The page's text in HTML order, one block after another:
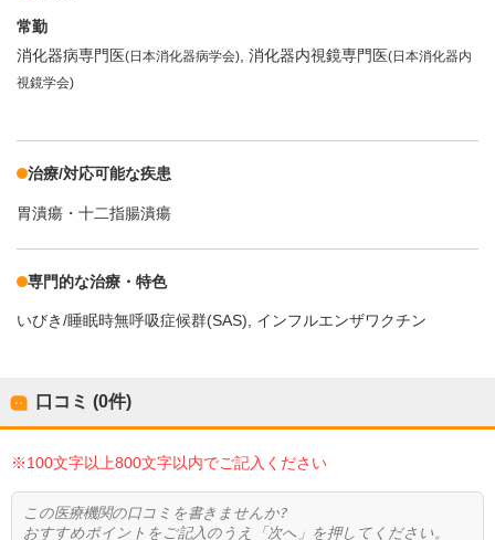
常勤
消化器病専門医(日本消化器病学会) 消化器内視鏡専門医(日本消化器内
視鏡学会)
治療/対応可能な疾患
胃潰瘍・十二指腸潰瘍
専門的な治療・特色
いびき/睡眠時無呼吸症候群(SAS) インフルエンザワクチン
口コミ (0件)
※100文字以上800文字以内でご記入ください